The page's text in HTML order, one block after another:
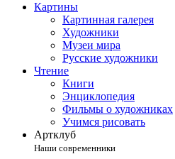
Картины
Картинная галерея
Художники
Музеи мира
Русские художники
Чтение
Книги
Энциклопедия
Фильмы о художниках
Учимся рисовать
Артклуб
Наши современники